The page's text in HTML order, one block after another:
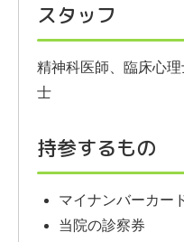
スタッフ
精神科医師、臨床心
士
持参するもの
マイナンバーカー
当院の診察券